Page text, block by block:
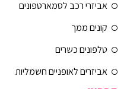
אביזרי רכב לסמארטפונים
קונים ממך
טלפונים כשרים
אביזרים לאופניים חשמליות